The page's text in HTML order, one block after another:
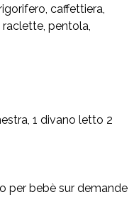
caffettiera,
pentola,
1 divano letto 2
per bebè sur demande